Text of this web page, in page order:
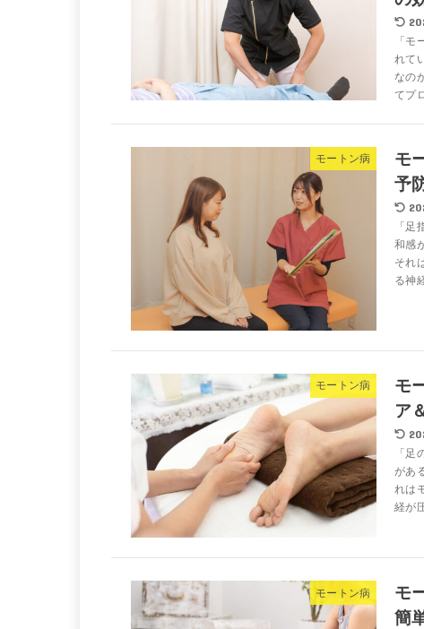
「モ
れて
なの
てプ
モートン病
モ
予
「足
和感
それ
る神
モートン病
モ
ア
「足
があ
れは
経が
モートン病
モ
簡